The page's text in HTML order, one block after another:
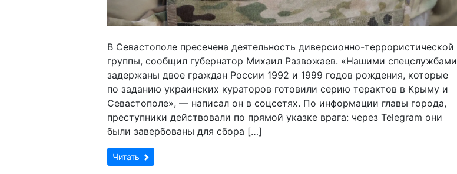
В Севастополе пресечена деятельность диверсионно-террористической
группы, сообщил губернатор Михаил Развожаев. «Нашими спецслужбами
задержаны двое граждан России 1992 и 1999 годов рождения, которые
по заданию украинских кураторов готовили серию терактов в Крыму и
Севастополе», — написал он в соцсетях. По информации главы города,
преступники действовали по прямой указке врага: через Telegram они
были завербованы для сбора […]
Читать